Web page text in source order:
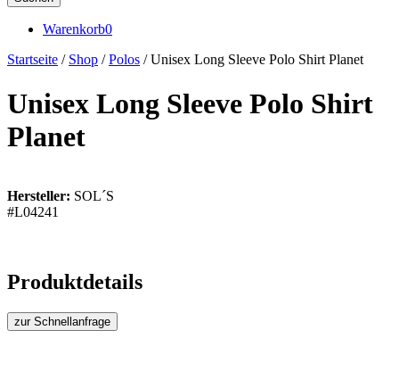
Warenkorb0
Startseite / Shop /Polos / Unisex Long Sleeve Polo Shirt Planet
Unisex Long Sleeve Polo Shirt
Planet
Hersteller: SOL´S
#L04241
Produktdetails
zur Schnellanfrage